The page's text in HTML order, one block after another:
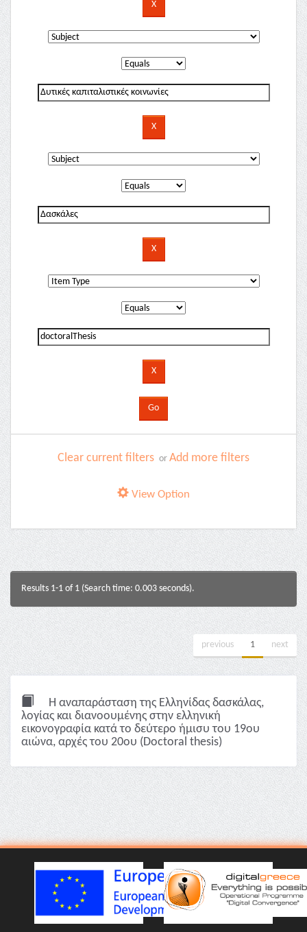
Clear current filters or Add more filters
View Option
Results 1-1 of 1 (Search time: 0.003 seconds).
previous 1 next
Η αναπαράσταση της Ελληνίδας δασκάλας,
λoγίας και διανοουμένης στην ελληνική
εικονογραφία κατά το δεύτερο ήμισυ του 19ου
αιώνα, αρχές του 20ου (Doctoral thesis)